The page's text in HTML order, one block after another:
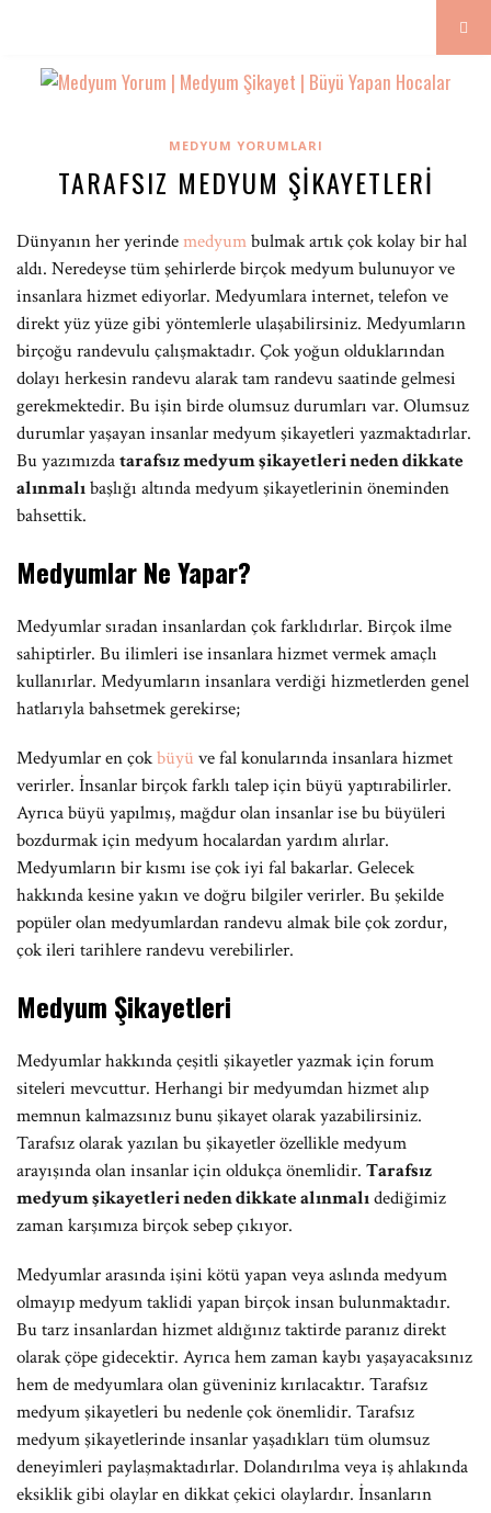
MEDYUM YORUMLARI
TARAFSIZ MEDYUM ŞIKAYETLERI
Dünyanın her yerindemedyumbulmak artık çok kolay bir hal
aldı. Neredeyse tüm şehirlerde birçok medyum bulunuyor ve
insanlara hizmet ediyorlar. Medyumlara internet, telefon ve
direkt yüz yüze gibi yöntemlerle ulaşabilirsiniz. Medyumların
birçoğu randevulu çalışmaktadır. Çok yoğun olduklarından
dolayı herkesin randevu alarak tam randevu saatinde gelmesi
gerekmektedir. Bu işin birde olumsuz durumları var. Olumsuz
durumlar yaşayan insanlar medyum şikayetleri yazmaktadırlar.
Bu yazımızdatarafsız medyum şikayetleri neden dikkate
alınmalıbaşlığı altında medyum şikayetlerinin öneminden
bahsettik.
Medyumlar Ne Yapar?
Medyumlar sıradan insanlardan çok farklıdırlar. Birçok ilme
sahiptirler. Bu ilimleri ise insanlara hizmet vermek amaçlı
kullanırlar. Medyumların insanlara verdiği hizmetlerden genel
hatlarıyla bahsetmek gerekirse;
Medyumlar en çokbüyü ve fal konularında insanlara hizmet
verirler. İnsanlar birçok farklı talep için büyü yaptırabilirler.
Ayrıca büyü yapılmış, mağdur olan insanlar ise bu büyüleri
bozdurmak için medyum hocalardan yardım alırlar.
Medyumların bir kısmı ise çok iyi fal bakarlar. Gelecek
hakkında kesine yakın ve doğru bilgiler verirler. Bu şekilde
popüler olan medyumlardan randevu almak bile çok zordur,
çok ileri tarihlere randevu verebilirler.
Medyum Şikayetleri
Medyumlar hakkında çeşitli şikayetler yazmak için forum
siteleri mevcuttur. Herhangi bir medyumdan hizmet alıp
memnun kalmazsınız bunu şikayet olarak yazabilirsiniz.
Tarafsız olarak yazılan bu şikayetler özellikle medyum
arayışında olan insanlar için oldukça önemlidir. Tarafsız
medyum şikayetleri neden dikkate alınmalıdediğimiz
zaman karşımıza birçok sebep çıkıyor.
Medyumlar arasında işini kötü yapan veya aslında medyum
olmayıp medyum taklidi yapan birçok insan bulunmaktadır.
Bu tarz insanlardan hizmet aldığınız taktirde paranız direkt
olarak çöpe gidecektir. Ayrıca hem zaman kaybı yaşayacaksınız
hem de medyumlara olan güveniniz kırılacaktır. Tarafsız
medyum şikayetleri bu nedenle çok önemlidir. Tarafsız
medyum şikayetlerinde insanlar yaşadıkları tüm olumsuz
deneyimleri paylaşmaktadırlar. Dolandırılma veya iş ahlakında
eksiklik gibi olaylar en dikkat çekici olaylardır. İnsanların